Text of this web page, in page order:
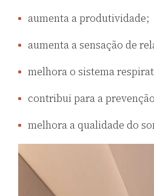
aumenta a produtividade;
aumenta a sensação de
melhora o sistema
contribui para a
melhora a qualidade do